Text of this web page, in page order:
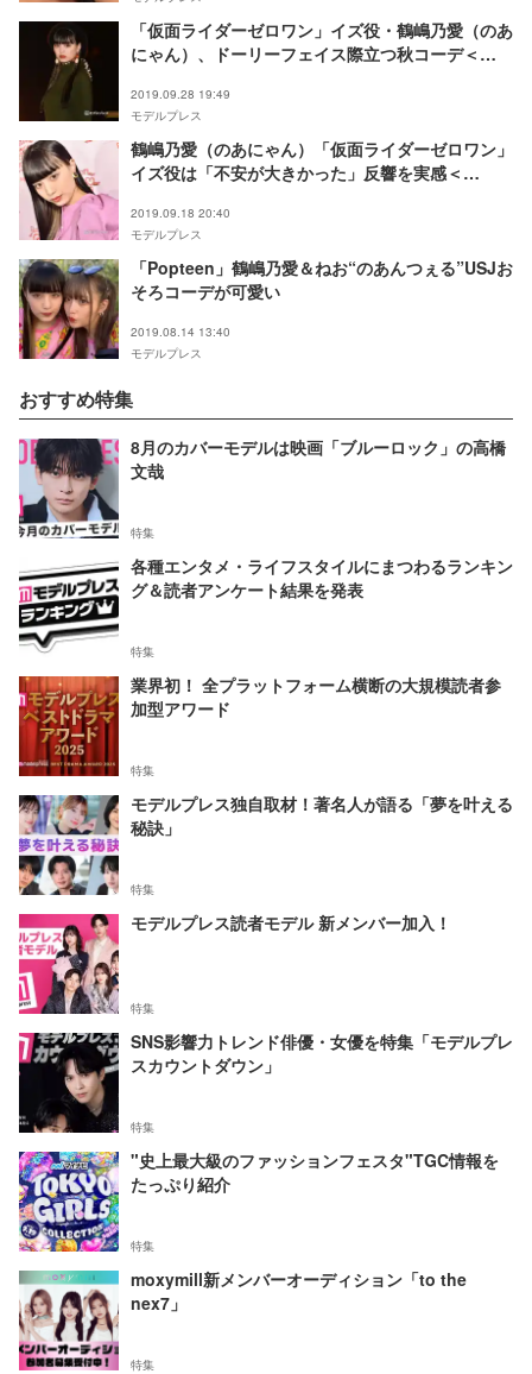
「仮面ライダーゼロワン」イズ役・鶴嶋乃愛（のあ
にゃん）、ドーリーフェイス際立つ秋コーデ＜
2019.09.28 19:49
モデルプレス
鶴嶋乃愛（のあにゃん）「仮面ライダーゼロワン」
イズ役は「不安が大きかった」反響を実感＜
私服公開＞
2019.09.18 20:40
モデルプレス
「Popteen」鶴嶋乃愛＆ねお“のあんつぇる”USJお
そろコーデが可愛い
2019.08.14 13:40
モデルプレス
おすすめ特集
8月のカバーモデルは映画「ブルーロック」の高橋
文哉
特集
各種エンタメ・ライフスタイルにまつわるランキン
グ＆読者アンケート結果を発表
特集
業界初！ 全プラットフォーム横断の大規模読者参
加型アワード
特集
モデルプレス独自取材！著名人が語る「夢を叶える
秘訣」
特集
モデルプレス読者モデル 新メンバー加入！
特集
SNS影響力トレンド俳優・女優を特集「モデルプレ
スカウントダウン」
特集
"史上最大級のファッションフェスタ"TGC情報を
たっぷり紹介
特集
moxymill新メンバーオーディション「to the
nex7」
特集